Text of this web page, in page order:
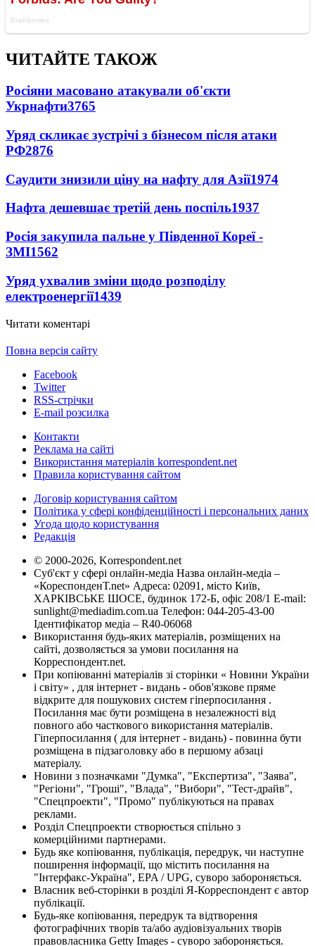
ЧИТАЙТЕ ТАКОЖ
Росіяни масовано атакували об'єкти
Укрнафти3765
Уряд скликає зустрічі з бізнесом після атаки
РФ2876
Саудити знизили ціну на нафту для Азії1974
Нафта дешевшає третій день поспіль1937
Росія закупила пальне у Південної Кореї -
ЗМІ1562
Уряд ухвалив зміни щодо розподілу
електроенергії1439
Читати коментарі
Повна версія сайту
Facebook
Twitter
RSS-стрічки
E-mail розсилка
Контакти
Реклама на сайті
Використання матеріалів korrespondent.net
Правила користування сайтом
Договір користування сайтом
Політика у сфері конфіденційності і персональних даних
Угода щодо користування
Редакція
© 2000-2026, Korrespondent.net
Суб'єкт у сфері онлайн-медіа Назва онлайн-медіа –
«КореспонденТ.net» Адреса: 02091, місто Київ,
ХАРКІВСЬКЕ ШОСЕ, будинок 172-Б, офіс 208/1 E-mail:
sunlight@mediadim.com.ua Телефон: 044-205-43-00
Ідентифікатор медіа – R40-06068
Використання будь-яких матеріалів, розміщених на
сайті, дозволяється за умови посилання на
Корреспондент.net.
При копіюванні матеріалів зі сторінки « Новини України
і світу» , для інтернет - видань - обов'язкове пряме
відкрите для пошукових систем гіперпосилання .
Посилання має бути розміщена в незалежності від
повного або часткового використання матеріалів.
Гіперпосилання ( для інтернет - видань) - повинна бути
розміщена в підзаголовку або в першому абзаці
матеріалу.
Новини з позначками "Думка", "Експертиза", "Заява",
"Регіони", "Гроші", "Влада", "Вибори", "Тест-драйв",
"Спецпроекти", "Промо" публікуються на правах
реклами.
Розділ Спецпроекти створюється спільно з
комерційними партнерами.
Будь яке копіювання, публікація, передрук, чи наступне
поширення інформації, що містить посилання на
"Інтерфакс-Україна", EPA / UPG, суворо забороняється.
Власник веб-сторінки в розділі Я-Корреспондент є автор
публікації.
Будь-яке копіювання, передрук та відтворення
фотографічних творів та/або аудіовізуальних творів
правовласника Getty Images - суворо забороняється.